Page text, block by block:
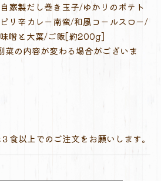
家製だし巻き玉子/ゆかりのポテト
リ辛カレー南蛮/和風コールスロー/
噌と大葉/ご飯[約200g]
の内容が変わる場合がございま
食以上でのご注文をお願いします。